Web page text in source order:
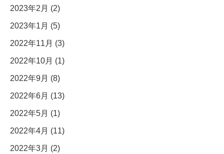
2023年2月 (2)
2023年1月 (5)
2022年11月 (3)
2022年10月 (1)
2022年9月 (8)
2022年6月 (13)
2022年5月 (1)
2022年4月 (11)
2022年3月 (2)